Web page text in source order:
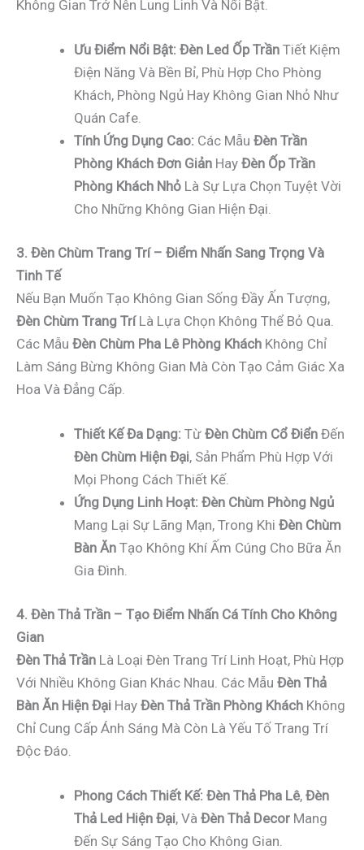
Không Gian Trở Nên Lung Linh Và Nổi Bật.
Ưu Điểm Nổi Bật: Đèn Led Ốp Trần Tiết Kiệm
Điện Năng Và Bền Bỉ, Phù Hợp Cho Phòng
Khách, Phòng Ngủ Hay Không Gian Nhỏ Như
Quán Cafe.
Tính Ứng Dụng Cao: Các Mẫu Đèn Trần
Phòng Khách Đơn Giản Hay Đèn Ốp Trần
Phòng Khách Nhỏ Là Sự Lựa Chọn Tuyệt Vời
Cho Những Không Gian Hiện Đại.
3. Đèn Chùm Trang Trí – Điểm Nhấn Sang Trọng Và
Tinh Tế
Nếu Bạn Muốn Tạo Không Gian Sống Đầy Ấn Tượng,
Đèn Chùm Trang TríLà Lựa Chọn Không Thể Bỏ Qua.
Các Mẫu Đèn Chùm Pha Lê Phòng Khách Không Chỉ
Làm Sáng Bừng Không Gian Mà Còn Tạo Cảm Giác Xa
Hoa Và Đẳng Cấp.
Thiết Kế Đa Dạng: Từ Đèn Chùm Cổ Điển Đến
Đèn Chùm Hiện Đại, Sản Phẩm Phù Hợp Với
Mọi Phong Cách Thiết Kế.
Ứng Dụng Linh Hoạt: Đèn Chùm Phòng Ngủ
Mang Lại Sự Lãng Mạn, Trong Khi Đèn Chùm
Bàn Ăn Tạo Không Khí Ấm Cúng Cho Bữa Ăn
Gia Đình.
4. Đèn Thả Trần – Tạo Điểm Nhấn Cá Tính Cho Không
Gian
Đèn Thả Trần Là Loại Đèn Trang Trí Linh Hoạt, Phù Hợp
Với Nhiều Không Gian Khác Nhau. Các Mẫu Đèn Thả
Bàn Ăn Hiện Đại Hay Đèn Thả Trần Phòng Khách Không
Chỉ Cung Cấp Ánh Sáng Mà Còn Là Yếu Tố Trang Trí
Độc Đáo.
Phong Cách Thiết Kế: Đèn Thả Pha Lê, Đèn
Thả Led Hiện Đại, Và Đèn Thả Decor Mang
Đến Sự Sáng Tạo Cho Không Gian.